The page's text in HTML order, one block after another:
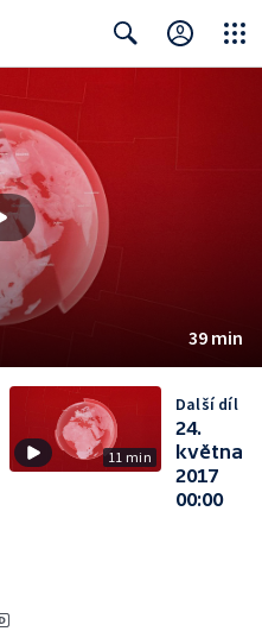
39 min
11 min
Další díl
24.
května
2017
00:00